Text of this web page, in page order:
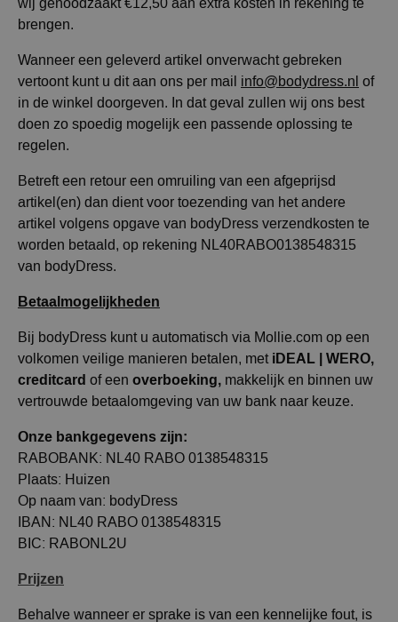
brengen.
Wanneer een geleverd artikel onverwacht gebreken
vertoont kunt u dit aan ons per mail info@bodydress.nl of
in de winkel doorgeven. In dat geval zullen wij ons best
doen zo spoedig mogelijk een passende oplossing te
regelen.
Betreft een retour een omruiling van een afgeprijsd
artikel(en) dan dient voor toezending van het andere
artikel volgens opgave van bodyDress verzendkosten te
worden betaald, op rekening NL40RABO0138548315
van bodyDress.
Betaalmogelijkheden
Bij bodyDress kunt u automatisch via Mollie.com op een
volkomen veilige manieren betalen, metiDEAL | WERO,
creditcard of een overboeking, makkelijk en binnen uw
vertrouwde betaalomgeving van uw bank naar keuze.
Onze bankgegevens zijn:
RABOBANK: NL40 RABO 0138548315
Plaats: Huizen
Op naam van: bodyDress
IBAN: NL40 RABO 0138548315
BIC: RABONL2U
Prijzen
Behalve wanneer er sprake is van een kennelijke fout, is